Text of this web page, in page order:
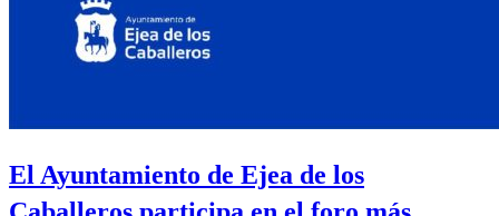
El Ayuntamiento de Ejea de los